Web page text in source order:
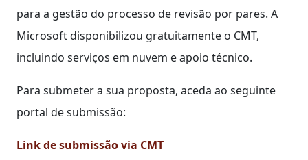
para a gestão do processo de revisão por pares. A
Microsoft disponibilizou gratuitamente o CMT,
incluindo serviços em nuvem e apoio técnico.
Para submeter a sua proposta, aceda ao seguinte
portal de submissão:
Link de submissão via CMT